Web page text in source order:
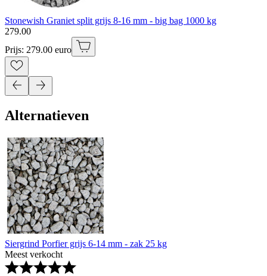
Stonewish Graniet split grijs 8-16 mm - big bag 1000 kg
279.00
Prijs: 279.00 euro
Alternatieven
Siergrind Porfier grijs 6-14 mm - zak 25 kg
Meest verkocht